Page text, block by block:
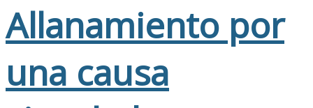
Allanamiento por
una causa